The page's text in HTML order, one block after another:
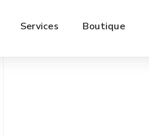
Services Boutique